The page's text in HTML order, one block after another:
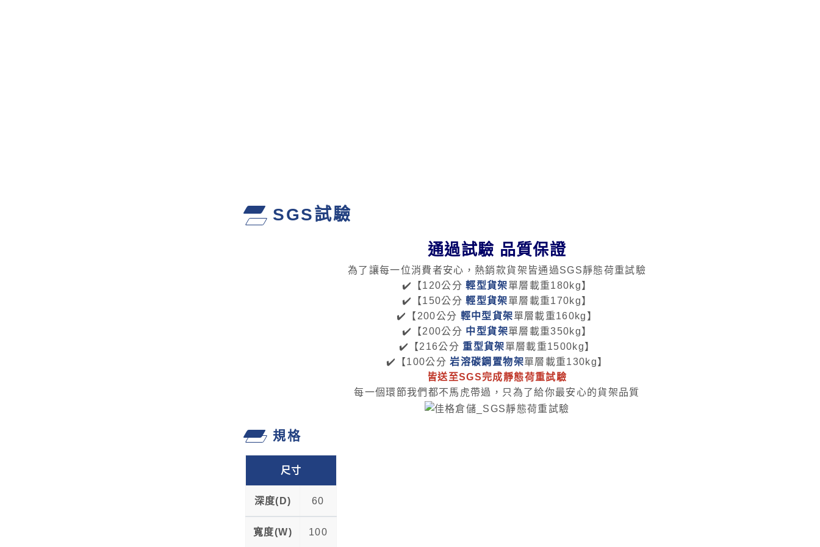
SGS試驗
通過試驗 品質保證
為了讓每一位消費者安心，熱銷款貨架皆通過SGS靜態荷重試驗
✔️【120公分輕型貨架單層載重180kg】
✔️
【150公分輕型貨架單層載重170kg】
✔️
【 200公分 輕中型貨架單層載重160kg 】
✔️
【200公分 中型貨架單層載重350kg】
✔️
【216公分 重型貨架單層載重1500kg】
✔️
【100公分岩溶碳鋼置物架單層載重130kg】
皆送至SGS完成靜態荷重試驗
每一個環節我們都不馬虎帶過，只為了給你最安心的貨架品質
規格
尺寸
深度(D) 60
寬度(W) 100